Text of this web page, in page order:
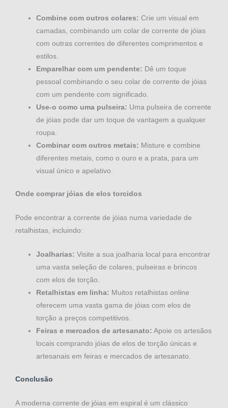
Combine com outros colares: Crie um visual em
camadas, combinando um colar de corrente de jóias
com outras correntes de diferentes comprimentos e
estilos.
Emparelhar com um pendente: Dê um toque
pessoal combinando o seu colar de corrente de jóias
com um pendente com significado.
Use-o como uma pulseira: Uma pulseira de corrente
de jóias pode dar um toque de vantagem a qualquer
roupa.
Combinar com outros metais: Misture e combine
diferentes metais, como o ouro e a prata, para um
visual único e apelativo.
Onde comprar jóias de elos torcidos
Pode encontrar a corrente de jóias numa variedade de
retalhistas, incluindo:
Joalharias: Visite a sua joalharia local para encontrar
uma vasta seleção de colares, pulseiras e brincos
com elos de torção.
Retalhistas em linha: Muitos retalhistas online
oferecem uma vasta gama de jóias com elos de
torção a preços competitivos.
Feiras e mercados de artesanato: Apoie os artesãos
locais comprando jóias de elos de torção únicas e
artesanais em feiras e mercados de artesanato.
Conclusão
A moderna corrente de jóias em espiral é um clássico